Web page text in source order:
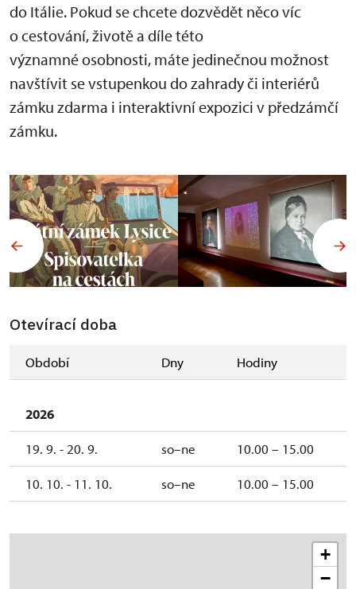
do Itálie. Pokud se chcete dozvědět něco víc
o cestování, životě a díle této
významné osobnosti, máte jedinečnou možnost
navštívit se vstupenkou do zahrady či interiérů
zámku zdarma i interaktivní expozici v předzámčí
zámku.
Otevírací doba
Období Dny Hodiny
2026
19. 9. - 20. 9. so–ne 10.00 – 15.00
10. 10. - 11. 10. so–ne 10.00 – 15.00
+
−